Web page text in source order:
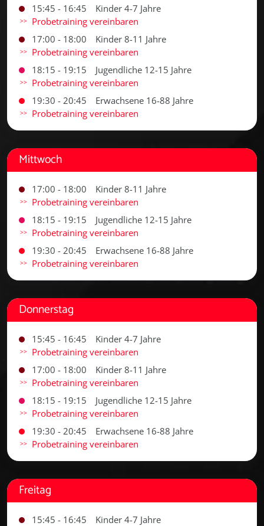
15:45 - 16:45
Kinder 4-7 Jahre
Probetraining vereinbaren
17:00 - 18:00
Kinder 8-11 Jahre
Probetraining vereinbaren
18:15 - 19:15
Jugendliche 12-15 Jahre
Probetraining vereinbaren
19:30 - 20:45
Erwachsene 16-88 Jahre
Probetraining vereinbaren
Mittwoch
17:00 - 18:00
Kinder 8-11 Jahre
Probetraining vereinbaren
18:15 - 19:15
Jugendliche 12-15 Jahre
Probetraining vereinbaren
19:30 - 20:45
Erwachsene 16-88 Jahre
Probetraining vereinbaren
Donnerstag
15:45 - 16:45
Kinder 4-7 Jahre
Probetraining vereinbaren
17:00 - 18:00
Kinder 8-11 Jahre
Probetraining vereinbaren
18:15 - 19:15
Jugendliche 12-15 Jahre
Probetraining vereinbaren
19:30 - 20:45
Erwachsene 16-88 Jahre
Probetraining vereinbaren
Freitag
15:45 - 16:45
Kinder 4-7 Jahre